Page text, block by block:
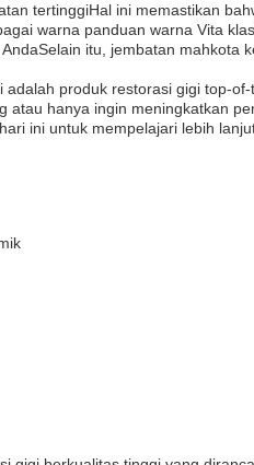
tertinggiHal ini memastikan
warna panduan warna Vita
itu, jembatan
produk restorasi gigi top-
atau hanya ingin meningkatkan
ini untuk mempelajari lebih